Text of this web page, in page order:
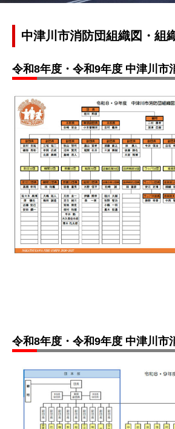
中津川市消防団組織図・組
令和8年度・令和9年度 中津川市
令和8年度・令和9年度 中津川市